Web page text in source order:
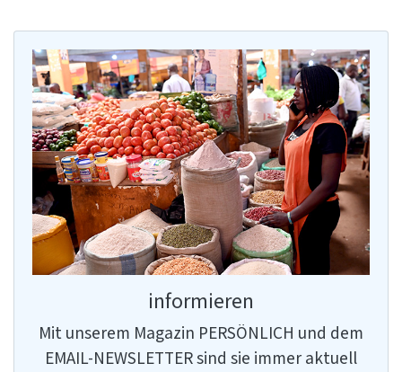
informieren
Mit unserem Magazin PERSÖNLICH und dem
EMAIL-NEWSLETTER sind sie immer aktuell